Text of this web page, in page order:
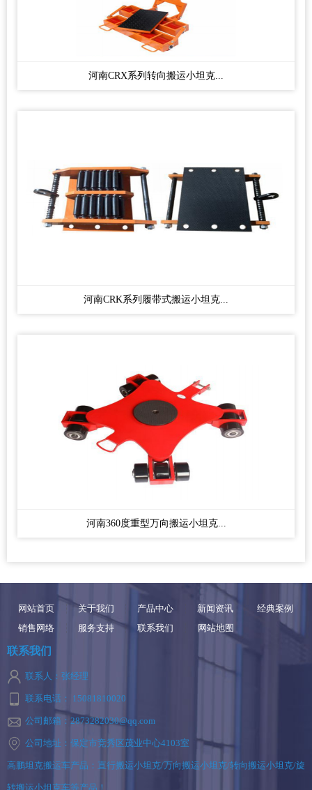
河南CRX系列转向搬运小坦克...
河南CRK系列履带式搬运小坦克...
河南360度重型万向搬运小坦克...
网站首页 关于我们 产品中心 新闻资讯
经典案例
销售网络
服务支持 联系我们 网站地图
联系我们
联系人：张经理
联系电话： 15081810020
公司邮箱：2873282030@qq.com
公司地址：保定市竞秀区茂业中心4103室
高鹏坦克搬运车产品：直行搬运小坦克/万向搬运小坦克/转向搬运小坦克/旋
转搬运小坦克车等产品！